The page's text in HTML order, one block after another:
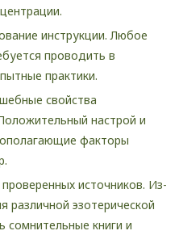
инструкции. Любое
проводить в
практики.
свойства
настрой и
факторы
источников. Из-
различной эзотерической
сомнительные книги и